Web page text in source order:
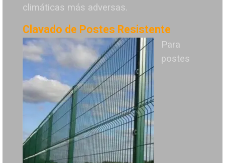
climáticas más adversas.
Clavado de Postes Resistente
Para
postes